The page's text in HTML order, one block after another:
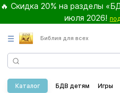
🔥 Скидка 20% на разделы
июля 2026!
☰ Библия для всех
Каталог БДВ детям Игры